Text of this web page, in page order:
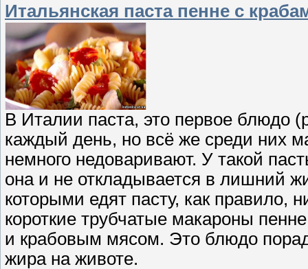
Итальянская паста пенне с
В Италии паста, это первое блюдо
каждый день, но всё же среди них
немного недоваривают. У такой
она и не откладывается в лишний
которыми едят пасту, как правило,
короткие трубчатые макароны
и крабовым мясом. Это блюдо
жира на животе.